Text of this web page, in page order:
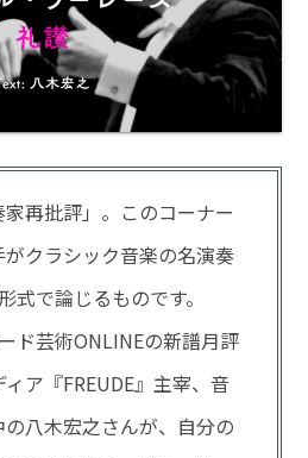
再批評」。このコーナー
クラシック音楽の名演奏
式で論じるものです。
ド芸術ONLINEの新譜月評
ア『FREUDE』主宰、音
八木宏之さんが、自分の